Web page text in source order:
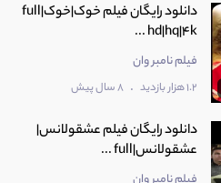
دانلود رایگان فیلم خوک|خوک|full
hd|hq|4k ...
فیلم نامبر وان
1.2 هزار بازدید . 8 سال پیش
دانلود رایگان فیلم عشقولانس|
عشقولانس|full ...